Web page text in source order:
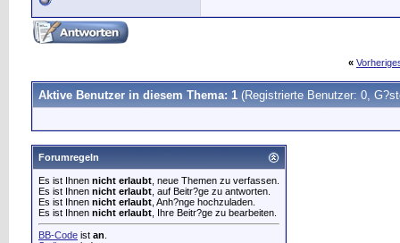
«
Aktive Benutzer in diesem Thema: 1 (Registrierte Benutzer: 0,
Forumregeln
Es ist Ihnen nicht erlaubt , neue Themen zu verfassen.
Es ist Ihnen nicht erlaubt , auf Beitr?ge zu antworten.
Es ist Ihnen nicht erlaubt , Anh?nge hochzuladen.
Es ist Ihnen nicht erlaubt , Ihre Beitr?ge zu bearbeiten.
BB-Code ist an